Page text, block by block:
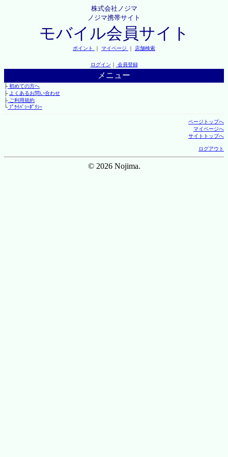
株式会社ノジマ
ノジマ携帯サイト
モバイル会員サイト
ポイント ｜ マイページ ｜ 店舗検索
ログイン ｜ 会員登録
メニュー
├初めての方へ
├ よくあるお問い合わせ
├ご利用規約
└ﾌﾟﾗｲﾊﾞｼｰﾎﾟﾘｼｰ
ページトップへ
マイページへ
サイトトップへ
ログアウト
© 2026 Nojima.